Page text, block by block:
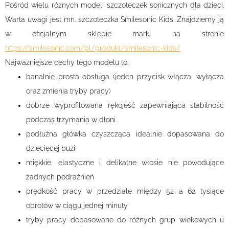
Pośród wielu różnych modeli szczoteczek sonicznych dla dzieci.
Warta uwagi jest mn. szczoteczka Smilesonic Kids. Znajdziemy ją
w oficjalnym sklepie marki na stronie
https://smilesonic.com/pl/produkt/smilesonic-kids/
Najważniejsze cechy tego modelu to:
banalnie prosta obsługa (jeden przycisk włącza, wyłącza
oraz zmienia tryby pracy)
dobrze wyprofilowana rękojeść zapewniająca stabilność
podczas trzymania w dłoni
podłużna główka czyszcząca idealnie dopasowana do
dziecięcej buzi
miękkie, elastyczne i delikatne włosie nie powodujące
żadnych podrażnień
prędkość pracy w przedziale między 52 a 62 tysiące
obrotów w ciągu jednej minuty
tryby pracy dopasowane do różnych grup wiekowych u